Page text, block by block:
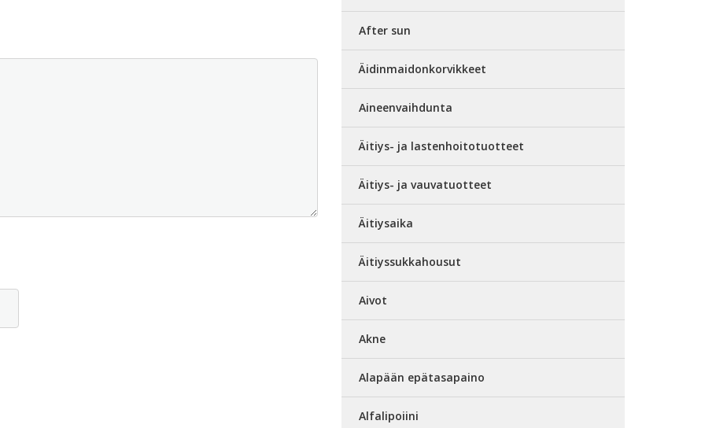
After sun
Äidinmaidonkorvikkeet
Aineenvaihdunta
Äitiys- ja lastenhoitotuotteet
Äitiys- ja vauvatuotteet
Äitiysaika
Äitiyssukkahousut
Aivot
Akne
Alapään epätasapaino
Alfalipoiini